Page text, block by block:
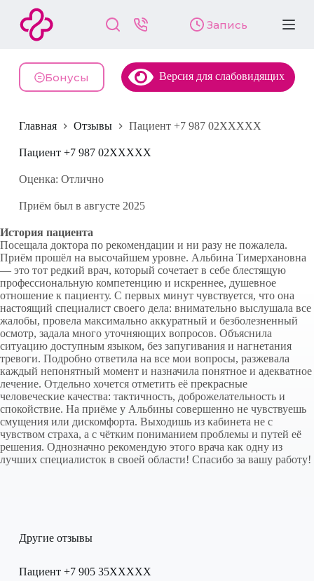
й
и
у
и
Запись
Бонусы Версия для слабовидящих
Главная Отзывы Пациент +7 987 02XXXXX
Пациент +7 987 02XXXXX
Оценка: Отлично
Приём был в августе 2025
История пациента
Посещала доктора по рекомендации и ни разу не пожалела.
Приём прошёл на высочайшем уровне. Альбина Тимерхановна
— это тот редкий врач, который сочетает в себе блестящую
профессиональную компетенцию и искреннее, душевное
отношение к пациенту. С первых минут чувствуется, что она
настоящий специалист своего дела: внимательно выслушала все
жалобы, провела максимально аккуратный и безболезненный
осмотр, задала много уточняющих вопросов. Объяснила
ситуацию доступным языком, без запугивания и нагнетания
тревоги. Подробно ответила на все мои вопросы, разжевала
каждый непонятный момент и назначила понятное и адекватное
лечение. Отдельно хочется отметить её прекрасные
человеческие качества: тактичность, доброжелательность и
спокойствие. На приёме у Альбины совершенно не чувствуешь
смущения или дискомфорта. Выходишь из кабинета не с
чувством страха, а с чётким пониманием проблемы и путей её
решения. Однозначно рекомендую этого врача как одну из
лучших специалисток в своей области! Спасибо за вашу работу!
Другие отзывы
Пациент +7 905 35XXXXX